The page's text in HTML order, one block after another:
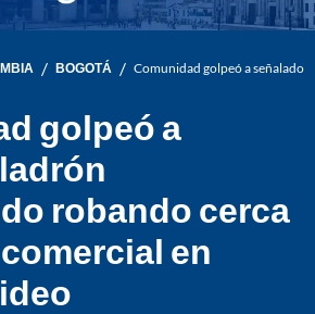
/ BOGOTÁ / Comunidad golpeó a señalado
golpeó a
robando cerca
en